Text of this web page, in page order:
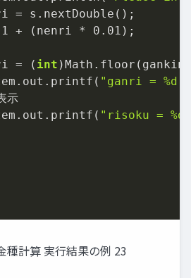
= s.nextDouble();
1 + (nenri * 0.01 );
= ( int
"ganri = %d
示
"risoku =
種計算 実行結果の例 23